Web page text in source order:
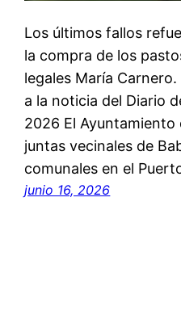
Los últimos fallos
la compra de los
legales María
a la noticia del Diario
2026 El Ayuntamiento
juntas vecinales de
comunales en el
junio 16, 2026